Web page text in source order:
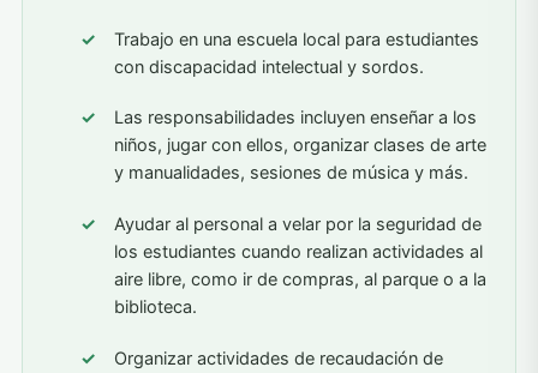
Trabajo en una escuela local para estudiantes
con discapacidad intelectual y sordos.
Las responsabilidades incluyen enseñar a los
niños, jugar con ellos, organizar clases de arte
y manualidades, sesiones de música y más.
Ayudar al personal a velar por la seguridad de
los estudiantes cuando realizan actividades al
aire libre, como ir de compras, al parque o a la
biblioteca.
Organizar actividades de recaudación de